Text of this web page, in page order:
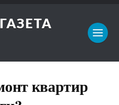
квартир